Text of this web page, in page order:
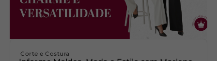
Corte e Costura